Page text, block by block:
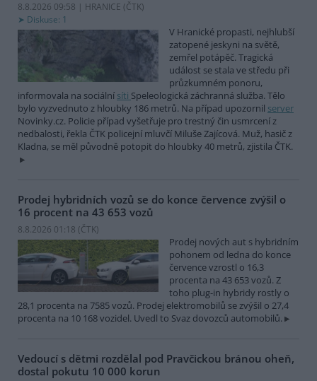
8.8.2026 09:58 | HRANICE (ČTK)
Diskuse: 1
V Hranické propasti, nejhlubší
zatopené jeskyni na světě,
zemřel potápěč. Tragická
událost se stala ve středu při
průzkumném ponoru,
informovala na sociální síti Speleologická záchranná služba. Tělo
bylo vyzvednuto z hloubky 186 metrů. Na případ upozornil server
Novinky.cz. Policie případ vyšetřuje pro trestný čin usmrcení z
nedbalosti, řekla ČTK policejní mluvčí Miluše Zajícová. Muž, hasič z
Kladna, se měl původně potopit do hloubky 40 metrů, zjistila ČTK.
Prodej hybridních vozů se do konce července zvýšil o
16 procent na 43 653 vozů
8.8.2026 01:18 (ČTK)
Prodej nových aut s hybridním
pohonem od ledna do konce
července vzrostl o 16,3
procenta na 43 653 vozů. Z
toho plug-in hybridy rostly o
28,1 procenta na 7585 vozů. Prodej elektromobilů se zvýšil o 27,4
procenta na 10 168 vozidel. Uvedl to Svaz dovozců automobilů.
Vedoucí s dětmi rozdělal pod Pravčickou bránou oheň,
dostal pokutu 10 000 korun